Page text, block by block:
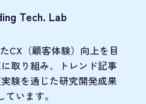
Tech. Lab
CX（顧客体験）向上を目
取り組み、トレンド記事
験を通じた研究開発成果
ています。